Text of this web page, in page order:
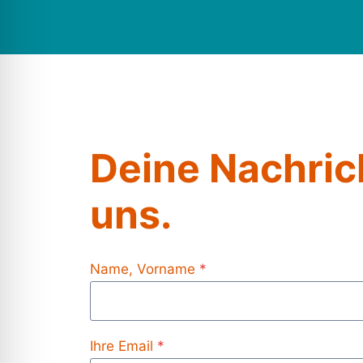
Deine
uns.
Name, Vorname *
Ihre Email *